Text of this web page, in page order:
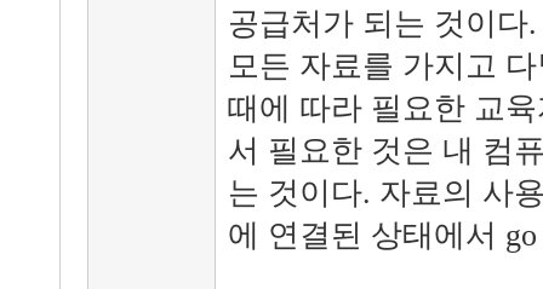
공급처가 되는 것이다
모든 자료를 가지고
때에 따라 필요한 교
서 필요한 것은 내 컴
는 것이다. 자료의 사
에 연결된 상태에서